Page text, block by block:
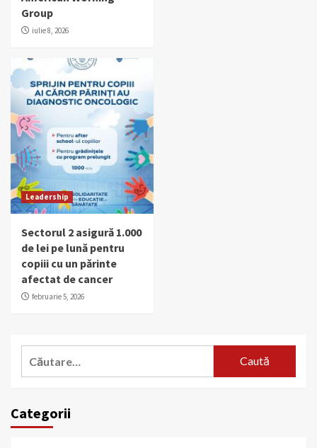
Group
iulie 8, 2026
Leadership
Sectorul 2 asigură 1.000
de lei pe lună pentru
copiii cu un părinte
afectat de cancer
februarie 5, 2026
Categorii